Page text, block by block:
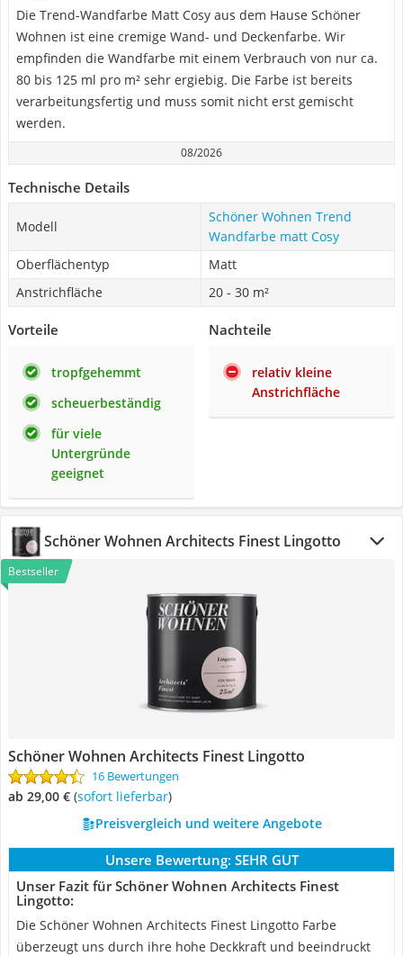
Die Trend-Wandfarbe Matt Cosy aus dem Hause Schöner
Wohnen ist eine cremige Wand- und Deckenfarbe. Wir
empfinden die Wandfarbe mit einem Verbrauch von nur ca.
80 bis 125 ml pro m² sehr ergiebig. Die Farbe ist bereits
verarbeitungsfertig und muss somit nicht erst gemischt
werden.
08/2026
Technische Details
Modell
Schöner Wohnen Trend
Wandfarbe matt Cosy
Oberflächentyp
Matt
Anstrichfläche
20 - 30 m²
Vorteile
tropfgehemmt
scheuerbeständig
für viele
Untergründe
geeignet
Nachteile
relativ kleine
Anstrichfläche
Schöner Wohnen Architects Finest Lingotto
Bestseller
Schöner Wohnen Architects Finest Lingotto
16 Bewertungen
ab 29,00 € ( Sofort lieferbar)
Preisvergleich und weitere Angebote
Unsere Bewertung: SEHR GUT
Unser Fazit für Schöner Wohnen Architects Finest
Lingotto:
Die Schöner Wohnen Architects Finest Lingotto Farbe
überzeugt uns durch ihre hohe Deckkraft und beeindruckt